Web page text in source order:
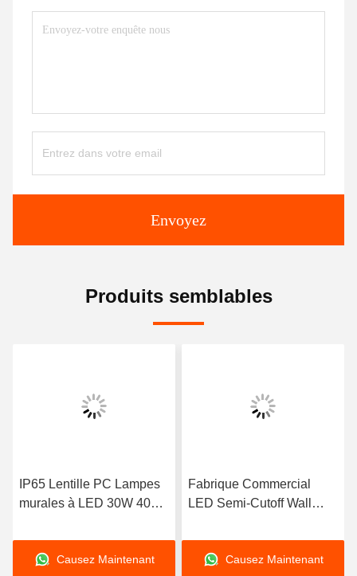
Envoyez
Produits semblables
IP65 Lentille PC Lampes
murales à LED 30W 40W
Causez Maintenant
Fabrique Commercial
LED Semi-Cutoff Wall
Causez Maintenant